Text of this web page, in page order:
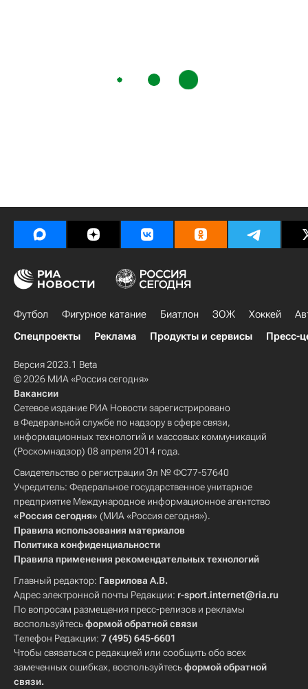
Футбол Фигурное катание Биатлон ЗОЖ Хоккей
Спецпроекты
Реклама Продукты и сервисы Пресс-
Версия 2023.1 Beta
© 2026 МИА «Россия сегодня»
Вакансии
Сетевое издание РИА Новости зарегистрировано
в Федеральной службе по надзору в сфере связи,
информационных технологий и массовых коммуникаций
(Роскомнадзор) 08 апреля 2014 года.
Свидетельство о регистрации Эл № ФС77-57640
Учредитель: Федеральное государственное унитарное
предприятие Международное информационное агентство
«Россия сегодня» (МИА «Россия сегодня»).
Правила использования материалов
Политика конфиденциальности
Правила применения рекомендательных технологий
Главный редактор: Гаврилова А.В.
Адрес электронной почты Редакции: r-sport.internet@ria.ru
По вопросам размещения пресс-релизов и рекламы
воспользуйтесьформой обратной связи
Телефон Редакции: 7 (495) 645-6601
Чтобы связаться с редакцией или сообщить обо всех
замеченных ошибках, воспользуйтесьформой обратной
связи.